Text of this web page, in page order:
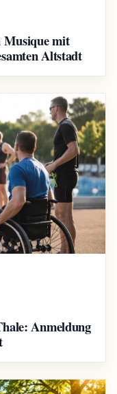
Musique mit
Altstadt
Anmeldung